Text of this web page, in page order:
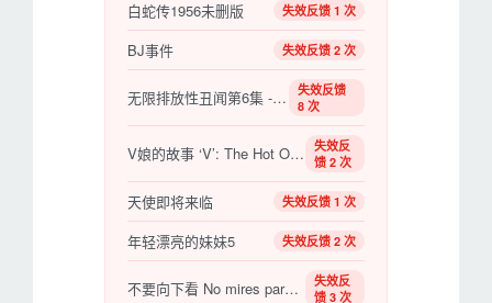
白蛇传1956未删版 失效反馈 1 次
BJ事件 失效反馈 2 次
无限排放性丑闻第6集 - 天使后台
失效反馈
8 次
V娘的故事 ‘V’: The Hot One 【美国】【大尺度】
失效反
馈 2 次
天使即将来临 失效反馈 1 次
年轻漂亮的妹妹5 失效反馈 2 次
不要向下看 No mires para abajo 【2008】【阿根廷】
失效反
馈 3 次